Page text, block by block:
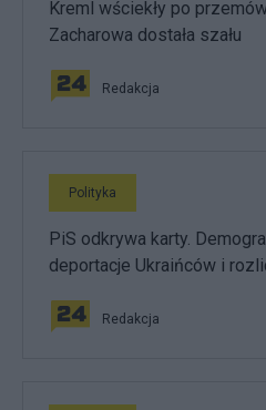
Kreml wściekły po
Zacharowa dostała szału
Redakcja
Polityka
PiS odkrywa karty.
deportacje Ukraińców i
Redakcja